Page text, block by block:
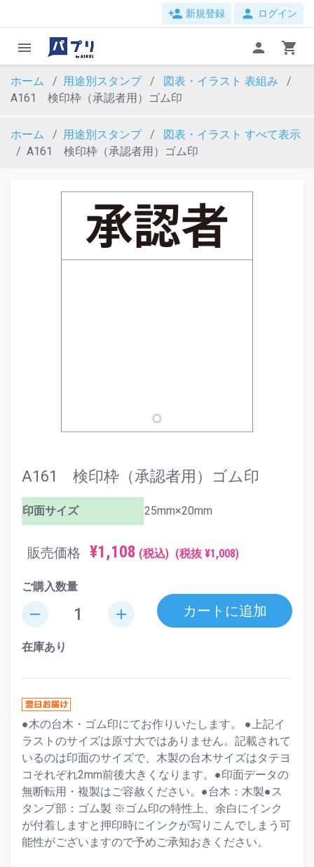
person_add 新規登録 person ログイン
menu person shopping_cart
ホーム 用途別スタンプ 図表・イラスト 表組み
A161 検印枠（承認者用）ゴム印
ホーム 用途別スタンプ 図表・イラスト すべて表示
A161 検印枠（承認者用）ゴム印
A161 検印枠（承認者用）ゴム印
印面サイズ 25mm×20mm
販売価格 ¥1,108 (税込) (税抜 ¥1,008)
ご購入数量
remove add カートに追加
在庫あり
●木の台木・ゴム印にてお作りいたします。 ●上記イ
ラストのサイズは原寸大ではありません。記載されて
いるのは印面のサイズで、木製の台木サイズはタテヨ
コそれぞれ2mm前後大きくなります。●印面データの
無断転用・複製はご容赦ください。●台木：木製●ス
タンプ部：ゴム製 ※ゴム印の特性上、余白にインク
が付着しますと押印時にインクが写りこんでしまう可
能性がございますので予めご承知おきください。